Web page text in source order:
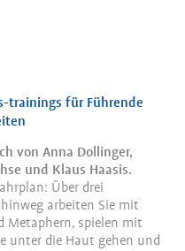
trainings für Führende
von Anna Dollinger,
und Klaus Haasis.
Über drei
arbeiten Sie mit
Metaphern, spielen mit
unter die Haut gehen und